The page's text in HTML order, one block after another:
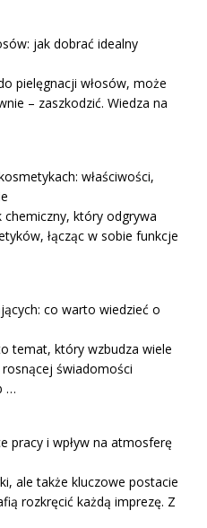
jak dobrać idealny
pielęgnacji włosów, może
– zaszkodzić. Wiedza na
właściwości,
który odgrywa
łącząc w sobie funkcje
co warto wiedzieć o
temat, który wzbudza wiele
świadomości
…
pracy i wpływ na atmosferę
ale także kluczowe postacie
rozkręcić każdą imprezę. Z